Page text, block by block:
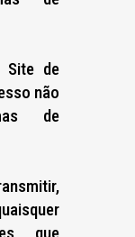
de
não
de